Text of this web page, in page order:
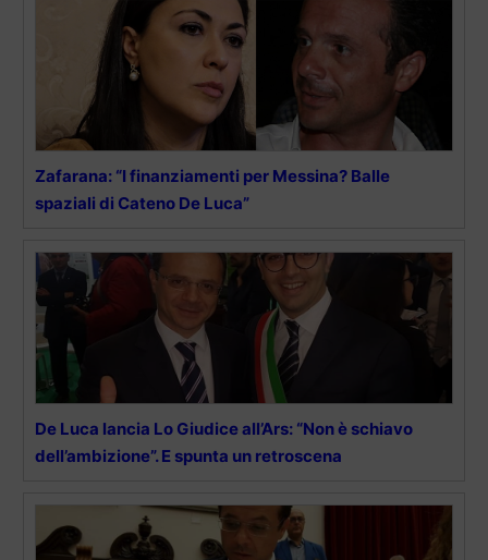
Zafarana: “I finanziamenti per Messina? Balle
spaziali di Cateno De Luca”
De Luca lancia Lo Giudice all’Ars: “Non è schiavo
dell’ambizione”. E spunta un retroscena